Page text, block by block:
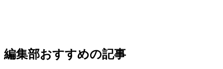
編集部おすすめの記事